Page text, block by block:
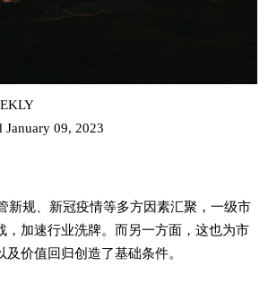
January 09, 2023
新规、新冠疫情等多方因素汇聚，一级市
，加速行业洗牌。而另一方面，这也为市
价值回归创造了基础条件。